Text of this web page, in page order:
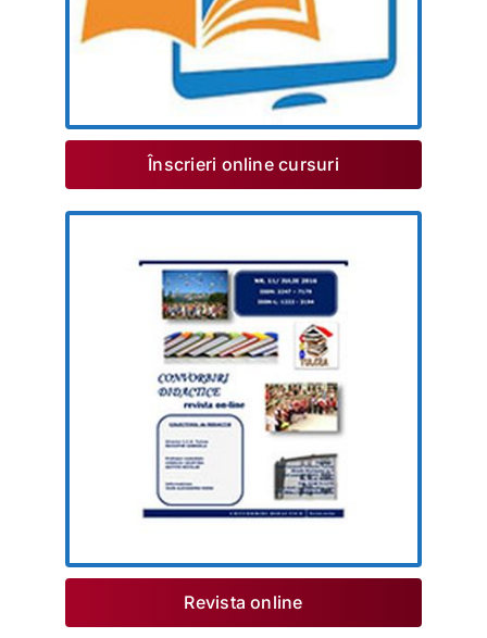
Înscrieri online cursuri
Revista online